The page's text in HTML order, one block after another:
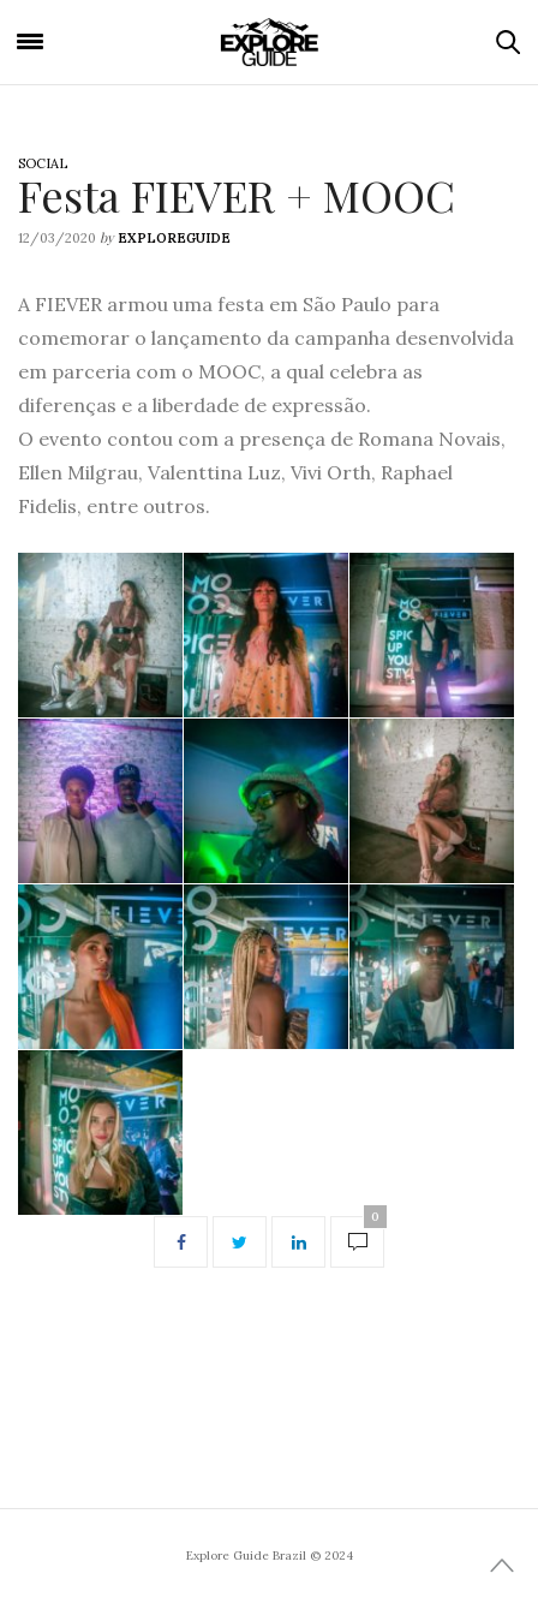
SOCIAL
Festa FIEVER + MOOC
12/03/2020 by EXPLOREGUIDE
A FIEVER armou uma festa em São Paulo para
comemorar o lançamento da campanha desenvolvida
em parceria com o MOOC, a qual celebra as
diferenças e a liberdade de expressão.
O evento contou com a presença de Romana Novais,
Ellen Milgrau, Valenttina Luz, Vivi Orth, Raphael
Fidelis, entre outros.
0
Explore Guide Brazil © 2024